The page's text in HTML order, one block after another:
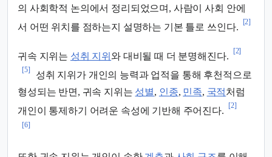
의 사회학적 논의에서 정리되었으며, 사람이 사회 안에
서 어떤 위치를 점하는지 설명하는 기본 틀로 쓰인다.
[2]
귀속 지위는 성취 지위 와 대비될 때 더 분명해진다.
[2]
[5]
성취 지위가 개인의 능력과 업적을 통해 후천적으로
형성되는 반면, 귀속 지위는 성별, 인종, 민족, 국적처럼
개인이 통제하기 어려운 속성에 기반해 주어진다.
[2]
[6]